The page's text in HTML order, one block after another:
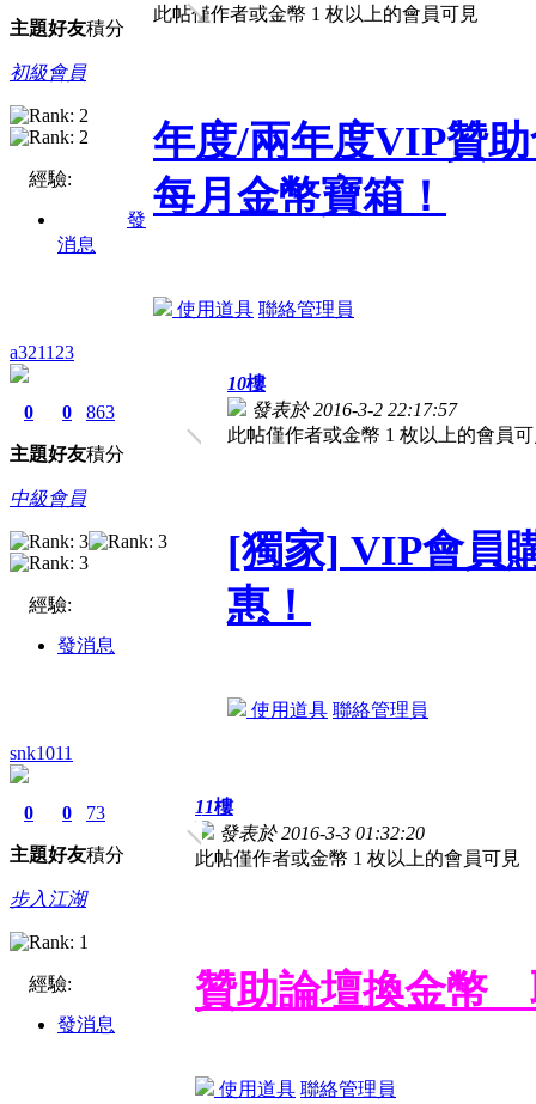
主題好友積分
初級會員
經驗:
發
消息
此帖僅作者或金幣 1 枚以上的會員可見
年度/兩年度VIP贊
每月金幣寶箱！
使用道具 聯絡管理員
a321123
0
主題
0
好友
863
積分
中級會員
經驗:
發消息
10樓
發表於 2016-3-2 22:17:57
此帖僅作者或金幣 1 枚以上的會員
[獨家] VIP會員
惠！
使用道具 聯絡管理員
snk1011
0
主題
0
好友
73
積分
步入江湖
經驗:
發消息
11樓
發表於 2016-3-3 01:32:20
此帖僅作者或金幣 1 枚以上的會員可見
贊助論壇換金幣
使用道具 聯絡管理員